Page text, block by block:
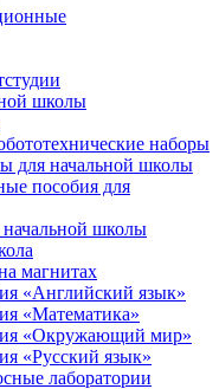
школы
наборы
для начальной школы
пособия для
школы
магнитах
«Английский язык»
«Математика»
«Окружающий мир»
«Русский язык»
лаборатории